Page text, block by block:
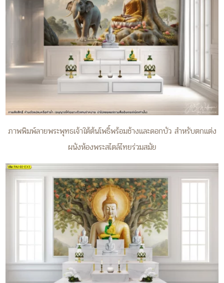
ภาพพิมพ์ลายพระพุทธเจ้าใต้ต้นโพธิ์พร้อมช้างและดอกบัว สำหรับตกแต่ง
ผนังห้องพระสไตล์ไทยร่วมสมัย